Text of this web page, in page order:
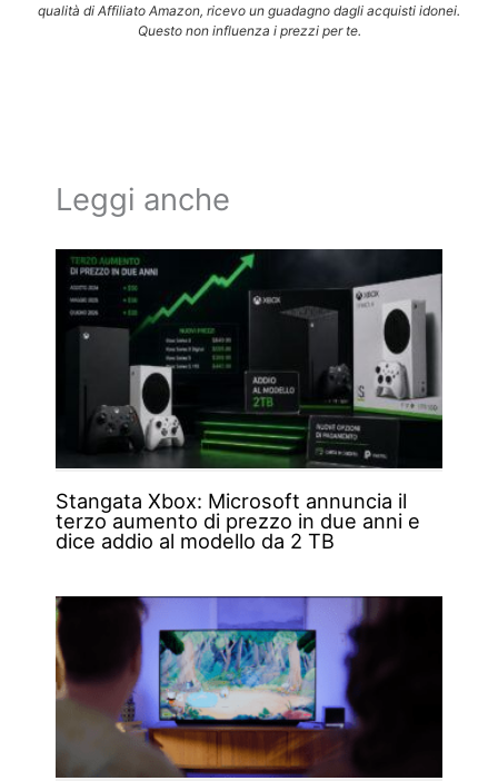
qualità di Affiliato Amazon, ricevo un guadagno dagli acquisti idonei.
Questo non influenza i prezzi per te.
Leggi anche
Stangata Xbox: Microsoft annuncia il
terzo aumento di prezzo in due anni e
dice addio al modello da 2 TB